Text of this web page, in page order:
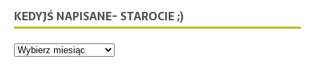
KEDYJŚ NAPISANE- STAROCIE ;)